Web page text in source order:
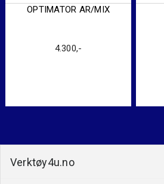
OPTIMATOR AR/MIX
4.300,-
Verktøy4u.no